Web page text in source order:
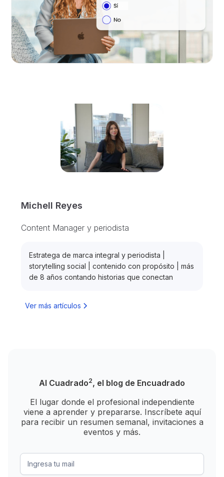
Michell Reyes
Content Manager y periodista
Estratega de marca integral y periodista |
storytelling social | contenido con propósito | más
de 8 años contando historias que conectan
Ver más artículos
Al Cuadrado2, el blog de Encuadrado
El lugar donde el profesional independiente
viene a aprender y prepararse. Inscríbete aquí
para recibir un resumen semanal, invitaciones a
eventos y más.